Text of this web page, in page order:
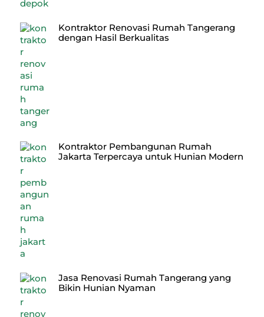
Kontraktor Renovasi Rumah Tangerang
dengan Hasil Berkualitas
Kontraktor Pembangunan Rumah
Jakarta Terpercaya untuk Hunian Modern
Jasa Renovasi Rumah Tangerang yang
Bikin Hunian Nyaman